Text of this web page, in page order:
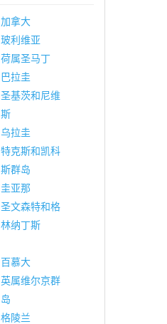
加拿大
玻利维亚
荷属圣马丁
巴拉圭
圣基茨和尼维
斯
乌拉圭
特克斯和凯科
斯群岛
圭亚那
圣文森特和格
林纳丁斯
百慕大
英属维尔京群
岛
格陵兰